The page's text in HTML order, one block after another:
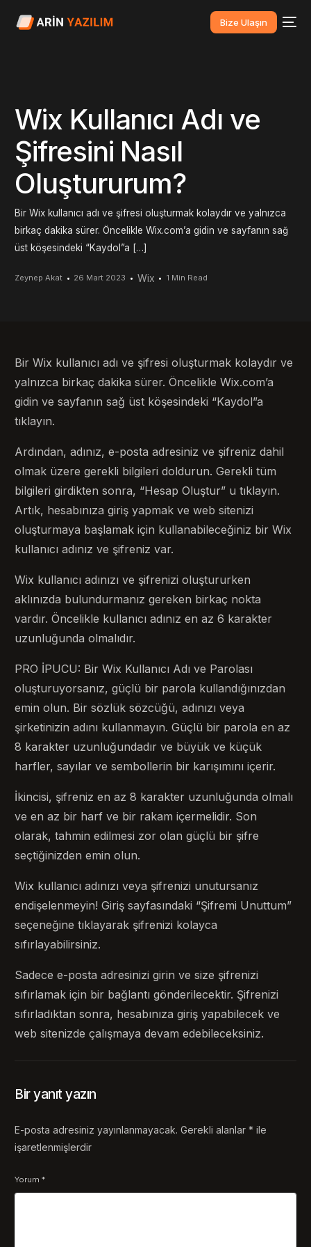
Bize Ulaşın
Wix Kullanıcı Adı ve
Şifresini Nasıl
Oluştururum?
Bir Wix kullanıcı adı ve şifresi oluşturmak kolaydır ve yalnızca
birkaç dakika sürer. Öncelikle Wix.com’a gidin ve sayfanın sağ
üst köşesindeki “Kaydol”a […]
Zeynep Akat 26 Mart 2023 Wix 1 Min Read
Bir Wix kullanıcı adı ve şifresi oluşturmak kolaydır ve
yalnızca birkaç dakika sürer. Öncelikle Wix.com’a
gidin ve sayfanın sağ üst köşesindeki “Kaydol”a
tıklayın.
Ardından, adınız, e-posta adresiniz ve şifreniz dahil
olmak üzere gerekli bilgileri doldurun. Gerekli tüm
bilgileri girdikten sonra, “Hesap Oluştur” u tıklayın.
Artık, hesabınıza giriş yapmak ve web sitenizi
oluşturmaya başlamak için kullanabileceğiniz bir Wix
kullanıcı adınız ve şifreniz var.
Wix kullanıcı adınızı ve şifrenizi oluştururken
aklınızda bulundurmanız gereken birkaç nokta
vardır. Öncelikle kullanıcı adınız en az 6 karakter
uzunluğunda olmalıdır.
PRO İPUCU: Bir Wix Kullanıcı Adı ve Parolası
oluşturuyorsanız, güçlü bir parola kullandığınızdan
emin olun. Bir sözlük sözcüğü, adınızı veya
şirketinizin adını kullanmayın. Güçlü bir parola en az
8 karakter uzunluğundadır ve büyük ve küçük
harfler, sayılar ve sembollerin bir karışımını içerir.
İkincisi, şifreniz en az 8 karakter uzunluğunda olmalı
ve en az bir harf ve bir rakam içermelidir. Son
olarak, tahmin edilmesi zor olan güçlü bir şifre
seçtiğinizden emin olun.
Wix kullanıcı adınızı veya şifrenizi unutursanız
endişelenmeyin! Giriş sayfasındaki “Şifremi Unuttum”
seçeneğine tıklayarak şifrenizi kolayca
sıfırlayabilirsiniz.
Sadece e-posta adresinizi girin ve size şifrenizi
sıfırlamak için bir bağlantı gönderilecektir. Şifrenizi
sıfırladıktan sonra, hesabınıza giriş yapabilecek ve
web sitenizde çalışmaya devam edebileceksiniz.
Bir yanıt yazın
E-posta adresiniz yayınlanmayacak. Gerekli alanlar* ile
işaretlenmişlerdir
Yorum*